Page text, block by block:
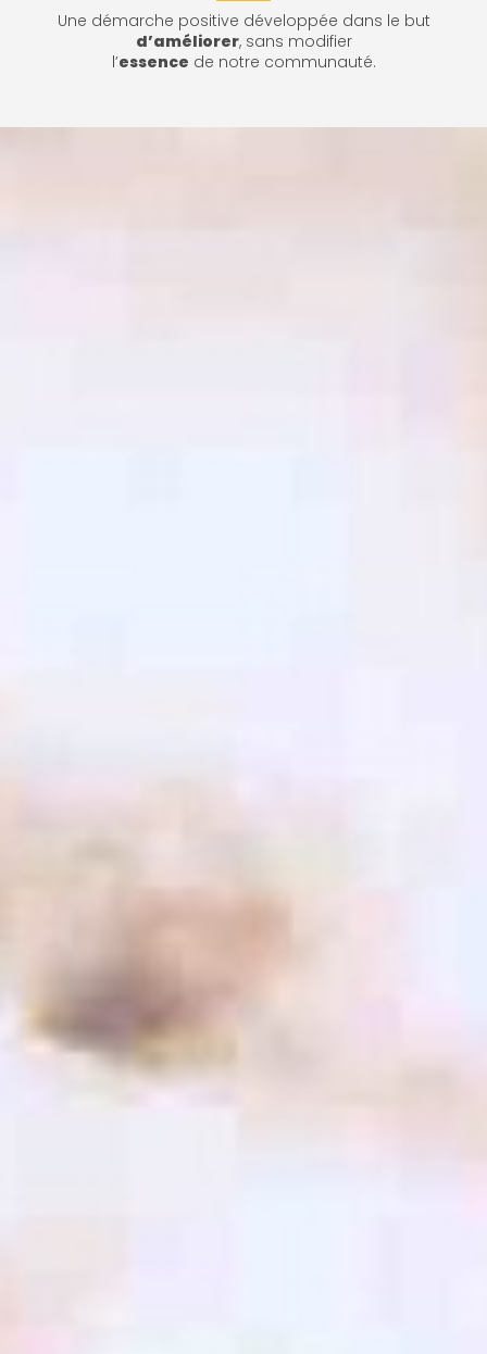
Une démarche positive développée dans le but
d’améliorer, sans modifier
l’essence de notre communauté.